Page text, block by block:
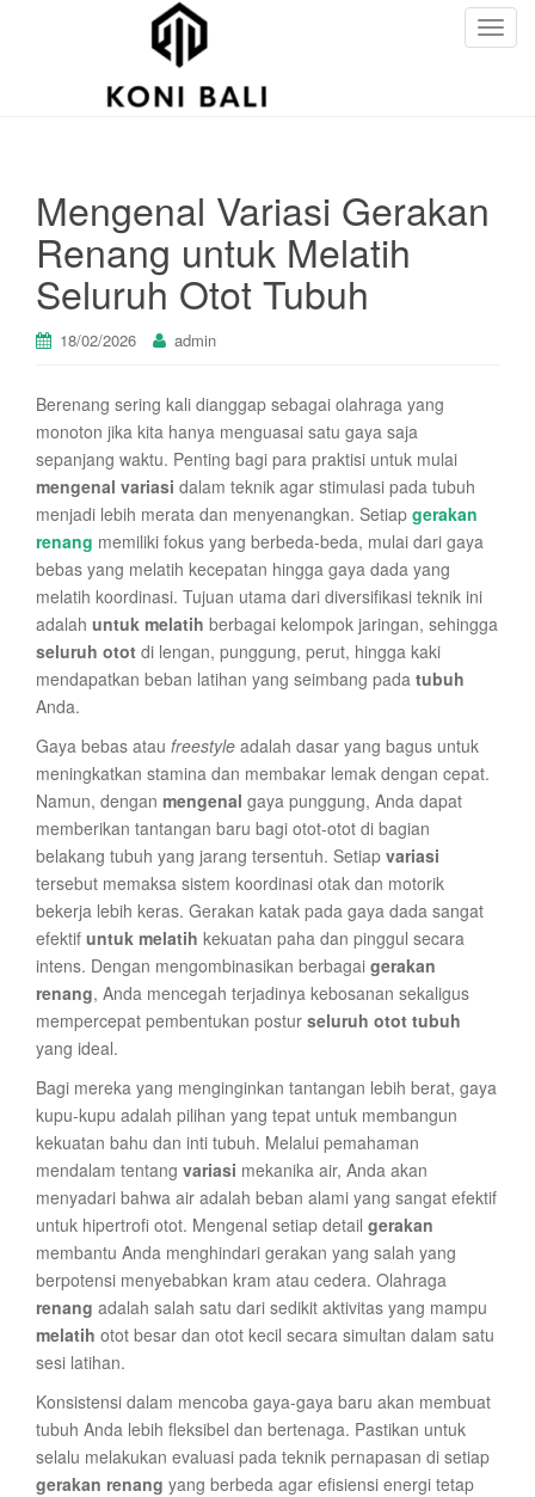
T
Mengenal Variasi Gerakan
Renang untuk Melatih
Seluruh Otot Tubuh
18/02/2026 admin
Berenang sering kali dianggap sebagai olahraga yang
monoton jika kita hanya menguasai satu gaya saja
sepanjang waktu. Penting bagi para praktisi untuk mulai
mengenal variasi dalam teknik agar stimulasi pada tubuh
menjadi lebih merata dan menyenangkan. Setiap gerakan
renang memiliki fokus yang berbeda-beda, mulai dari gaya
bebas yang melatih kecepatan hingga gaya dada yang
melatih koordinasi. Tujuan utama dari diversifikasi teknik ini
adalah untuk melatih berbagai kelompok jaringan, sehingga
seluruh otot di lengan, punggung, perut, hingga kaki
mendapatkan beban latihan yang seimbang pada tubuh
Anda.
Gaya bebas atau freestyle adalah dasar yang bagus untuk
meningkatkan stamina dan membakar lemak dengan cepat.
Namun, dengan mengenal gaya punggung, Anda dapat
memberikan tantangan baru bagi otot-otot di bagian
belakang tubuh yang jarang tersentuh. Setiap variasi
tersebut memaksa sistem koordinasi otak dan motorik
bekerja lebih keras. Gerakan katak pada gaya dada sangat
efektif untuk melatih kekuatan paha dan pinggul secara
intens. Dengan mengombinasikan berbagai gerakan
renang, Anda mencegah terjadinya kebosanan sekaligus
mempercepat pembentukan postur seluruh otot tubuh
yang ideal.
Bagi mereka yang menginginkan tantangan lebih berat, gaya
kupu-kupu adalah pilihan yang tepat untuk membangun
kekuatan bahu dan inti tubuh. Melalui pemahaman
mendalam tentang variasi mekanika air, Anda akan
menyadari bahwa air adalah beban alami yang sangat efektif
untuk hipertrofi otot. Mengenal setiap detail gerakan
membantu Anda menghindari gerakan yang salah yang
berpotensi menyebabkan kram atau cedera. Olahraga
renang adalah salah satu dari sedikit aktivitas yang mampu
melatih otot besar dan otot kecil secara simultan dalam satu
sesi latihan.
Konsistensi dalam mencoba gaya-gaya baru akan membuat
tubuh Anda lebih fleksibel dan bertenaga. Pastikan untuk
selalu melakukan evaluasi pada teknik pernapasan di setiap
gerakan renang yang berbeda agar efisiensi energi tetap